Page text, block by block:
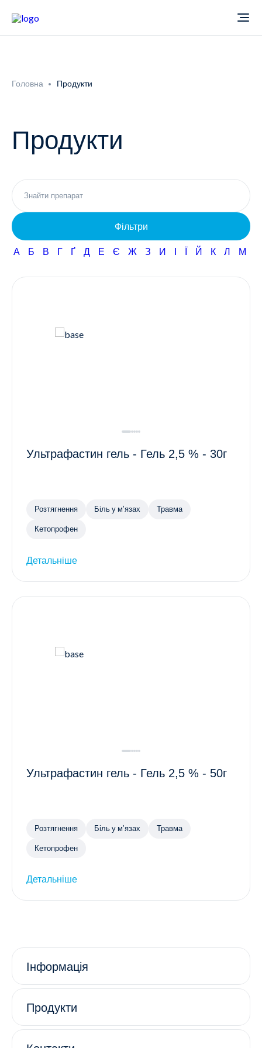
Новини
Неврологія
Гінекологія
Фармаконагляд
Кар'єра
Головна Продукти
Продукти
Фільтри
А Б В Г Ґ Д Е Є Ж З И І Ї Й К Л М
Ультрафастин гель - Гель 2,5 % - 30г
Розтягнення Біль у м’язах Травма
Кетопрофен
Детальніше
Ультрафастин гель - Гель 2,5 % - 50г
Розтягнення Біль у м’язах Травма
Кетопрофен
Детальніше
Інформація
Продукти